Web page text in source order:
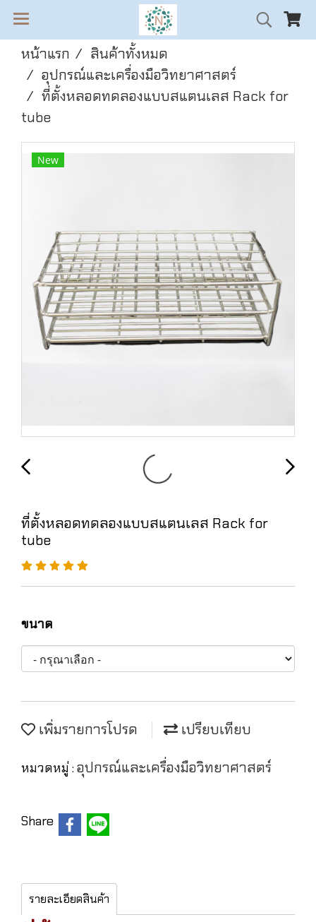
หน้าแรก
สินค้าทั้งหมด
อุปกรณ์และเครื่องมือวิทยาศาสตร์
ที่ตั้งหลอดทดลองแบบสแตนเลส Rack for
tube
New
ที่ตั้งหลอดทดลองแบบสแตนเลส Rack for
tube
ขนาด
เพิ่มรายการโปรด เปรียบเทียบ
หมวดหมู่ : อุปกรณ์และเครื่องมือวิทยาศาสตร์
Share
รายละเอียดสินค้า